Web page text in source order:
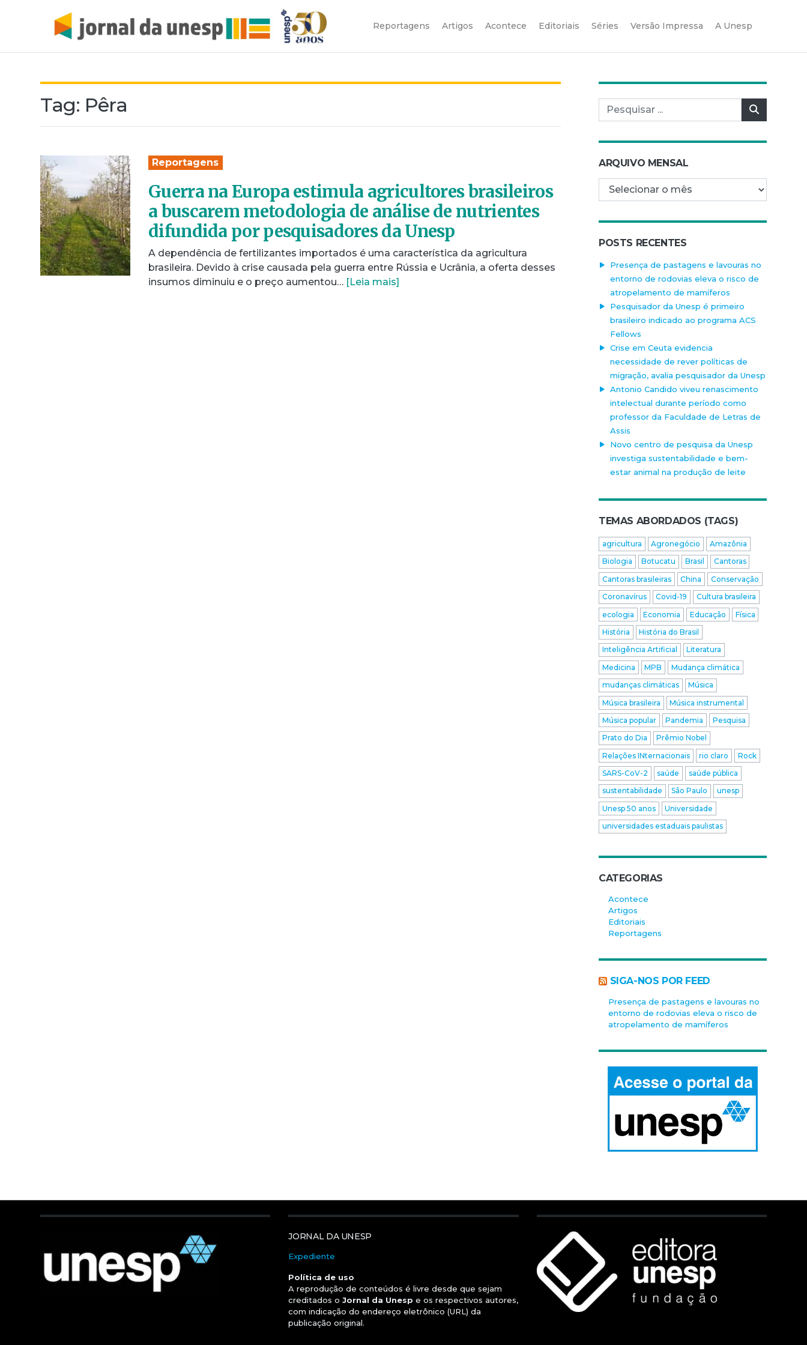
Reportagens Artigos Acontece Editoriais Séries Versão Impressa A Unesp
Tag: Pêra
Reportagens
Guerra na Europa estimula agricultores brasileiros
a buscarem metodologia de análise de nutrientes
difundida por pesquisadores da Unesp
A dependência de fertilizantes importados é uma característica da agricultura
brasileira. Devido à crise causada pela guerra entre Rússia e Ucrânia, a oferta desses
insumos diminuiu e o preço aumentou… [Leia mais]
Pesquisar por:
ARQUIVO MENSAL
Arquivo mensal
POSTS RECENTES
Presença de pastagens e lavouras no
entorno de rodovias eleva o risco de
atropelamento de mamíferos
Pesquisador da Unesp é primeiro
brasileiro indicado ao programa ACS
Fellows
Crise em Ceuta evidencia
necessidade de rever políticas de
migração, avalia pesquisador da Unesp
Antonio Candido viveu renascimento
intelectual durante período como
professor da Faculdade de Letras de
Assis
Novo centro de pesquisa da Unesp
investiga sustentabilidade e bem-
estar animal na produção de leite
TEMAS ABORDADOS (TAGS)
agricultura Agronegócio
Amazônia
Biologia
Botucatu Brasil
Cantoras
Cantoras brasileiras
China
Conservação
Coronavírus
Covid-19
Cultura brasileira
ecologia
Economia Educação
Física
História
História do Brasil
Inteligência Artificial
Literatura
Medicina
MPB
Mudança climática
mudanças climáticas
Música
Música brasileira
Música instrumental
Música popular
Pandemia
Pesquisa
Prato do Dia
Prêmio Nobel
Relações INternacionais
rio claro
Rock
SARS-CoV-2
saúde
saúde pública
sustentabilidade
São Paulo
unesp
Unesp 50 anos
Universidade
universidades estaduais paulistas
CATEGORIAS
Acontece
Artigos
Editoriais
Reportagens
SIGA-NOS POR FEED
Presença de pastagens e lavouras no
entorno de rodovias eleva o risco de
atropelamento de mamíferos
JORNAL DA UNESP
Expediente
Política de uso
A reprodução de conteúdos é livre desde que sejam
creditados oJornal da Unesp e os respectivos autores,
com indicação do endereço eletrônico (URL) da
publicação original.